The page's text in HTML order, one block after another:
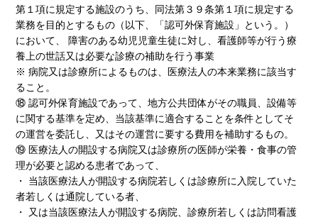
第１項に規定する施設のうち、同法第３９条第１項に規定する
業務を目的とするもの（以下、「認可外保育施設」という。）
において、 障害のある幼児児童生徒に対し、看護師等が行う療
養上の世話又は必要な診療の補助を行う事業
※ 病院又は診療所によるものは、医療法人の本来業務に該当す
ること。
⑱ 認可外保育施設であって、地方公共団体がその職員、設備等
に関する基準を定め、当該基準に適合することを条件としてそ
の運営を委託し、又はその運営に要する費用を補助するもの。
⑲ 医療法人の開設する病院又は診療所の医師が栄養・食事の管
理が必要と認める患者であって、
・ 当該医療法人が開設する病院若しくは診療所に入院していた
者若しくは通院している者、
・ 又は当該医療法人が開設する病院、診療所若しくは訪問看護